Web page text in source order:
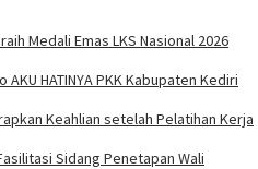
Medali Emas LKS Nasional 2026
HATINYA PKK Kabupaten Kediri
Keahlian setelah Pelatihan Kerja
Sidang Penetapan Wali